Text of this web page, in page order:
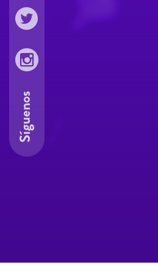
Síguenos